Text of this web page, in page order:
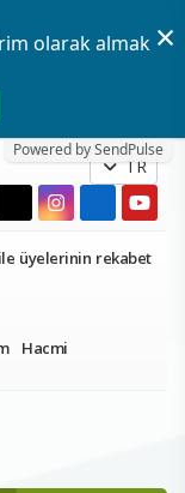
olarak almak
Powered by SendPulse
×
TR
üyelerinin rekabet
Hacmi